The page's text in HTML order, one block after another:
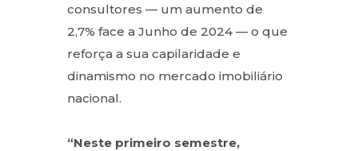
consultores — um aumento de
2,7% face a Junho de 2024 — o que
reforça a sua capilaridade e
dinamismo no mercado imobiliário
nacional.
“Neste primeiro semestre,